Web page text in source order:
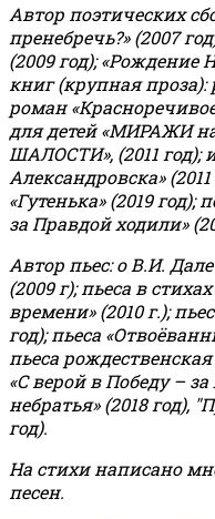
Автор поэтических
пренебречь?» (2007
(2009 год); «Рождение
книг (крупная проза):
роман
для детей «МИРАЖИ на
ШАЛОСТИ», (2011 год);
Александровска»
«Гутенька» (2019 год);
за Правдой ходили»
Автор пьес: о В.И.
(2009 г); пьеса в
времени» (2010 г.);
год); пьеса
пьеса
«С верой в Победу – за
небратья» (2018 год),
год).
На стихи написано
песен.